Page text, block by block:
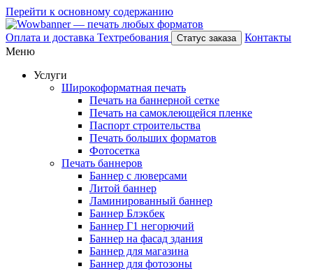
Перейти к основному содержанию
Оплата и доставка Техтребования Статус заказа
Контакты
Меню
Услуги
Широкоформатная печать
Печать на баннерной сетке
Печать на самоклеющейся пленке
Паспорт строительства
Печать больших форматов
Фотосетка
Печать баннеров
Баннер с люверсами
Литой баннер
Ламинированный баннер
Баннер Блэкбек
Баннер Г1 негорючий
Баннер на фасад здания
Баннер для магазина
Баннер для фотозоны